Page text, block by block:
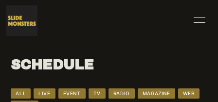
SCHEDULE
VIDEO DISCOGRAPHY
SCHEDULE
ALL LIVE EVENT TV RADIO MAGAZINE WEB